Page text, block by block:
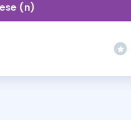
(n)